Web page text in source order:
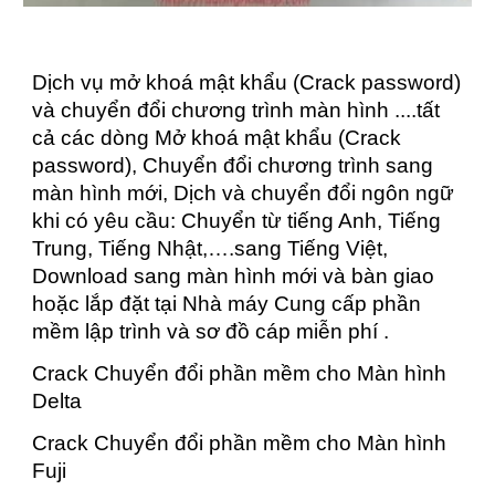
Dịch vụ mở khoá mật khẩu (Crack password)
và chuyển đổi chương trình màn hình ....tất
cả các dòng Mở khoá mật khẩu (Crack
password), Chuyển đổi chương trình sang
màn hình mới, Dịch và chuyển đổi ngôn ngữ
khi có yêu cầu: Chuyển từ tiếng Anh, Tiếng
Trung, Tiếng Nhật,….sang Tiếng Việt,
Download sang màn hình mới và bàn giao
hoặc lắp đặt tại Nhà máy Cung cấp phần
mềm lập trình và sơ đồ cáp miễn phí .
Crack Chuyển đổi phần mềm cho Màn hình
Delta
Crack Chuyển đổi phần mềm cho Màn hình
Fuji